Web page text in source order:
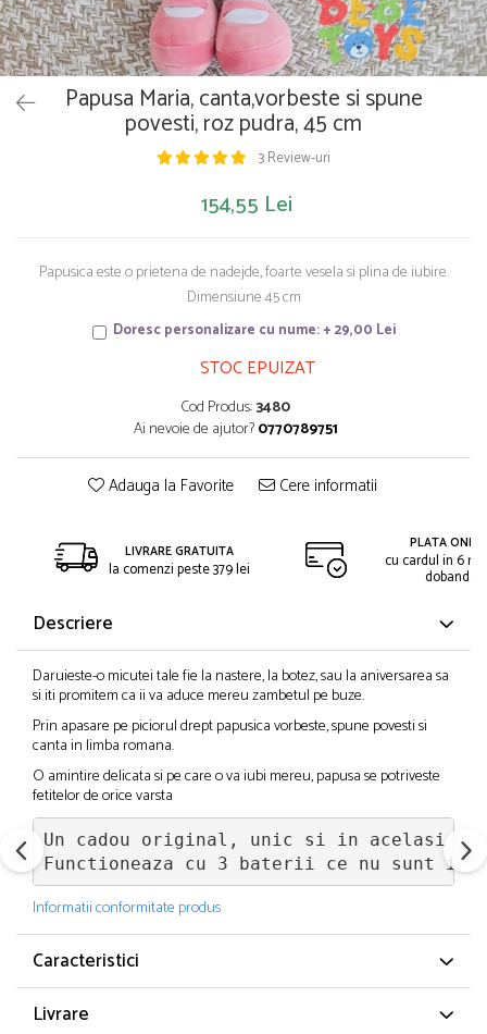
Papusi si accesorii
Trotinete
Trenulete si masinute
Unelte si bancuri de lucru
Papusa Maria, canta,vorbeste si spune
povesti, roz pudra, 45 cm
3 Review-uri
154,55 Lei
Papusica este o prietena de nadejde, foarte vesela si plina de iubire.
Dimensiune 45 cm
Doresc personalizare cu nume: + 29,00 Lei
STOC EPUIZAT
Cod Produs:3480
Ai nevoie de ajutor?0770789751
Adauga la Favorite Cere informatii
LIVRARE GRATUITA
la comenzi peste 379 lei
PLATA
cu cardul in 6
dobanda
Descriere
Daruieste-o micutei tale fie la nastere, la botez, sau la aniversarea sa
si iti promitem ca ii va aduce mereu zambetul pe buze.
Prin apasare pe piciorul drept papusica vorbeste, spune povesti si
canta in limba romana.
O amintire delicata si pe care o va iubi mereu, papusa se potriveste
fetitelor de orice varsta
Un cadou original, unic si in acelasi
Functioneaza cu 3 baterii ce nu sunt
Informatii conformitate produs
Caracteristici
Livrare